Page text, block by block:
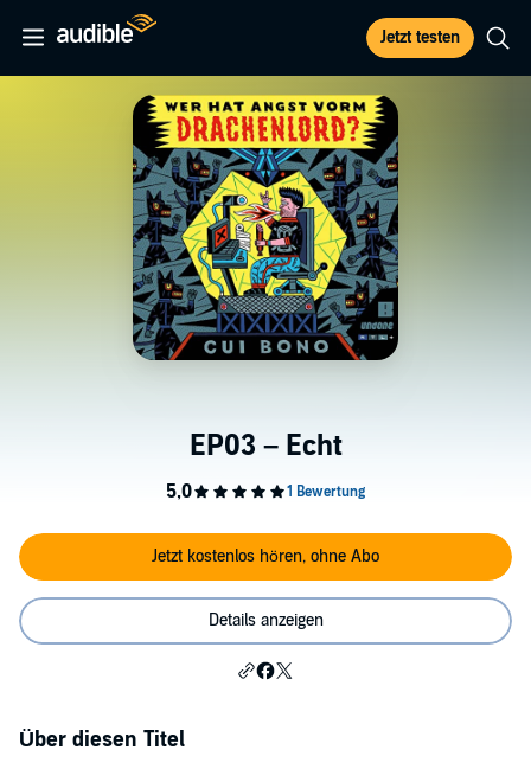
Jetzt testen
EP03 – Echt
Jetzt kostenlos hören, ohne Abo
Details anzeigen
Über diesen Titel